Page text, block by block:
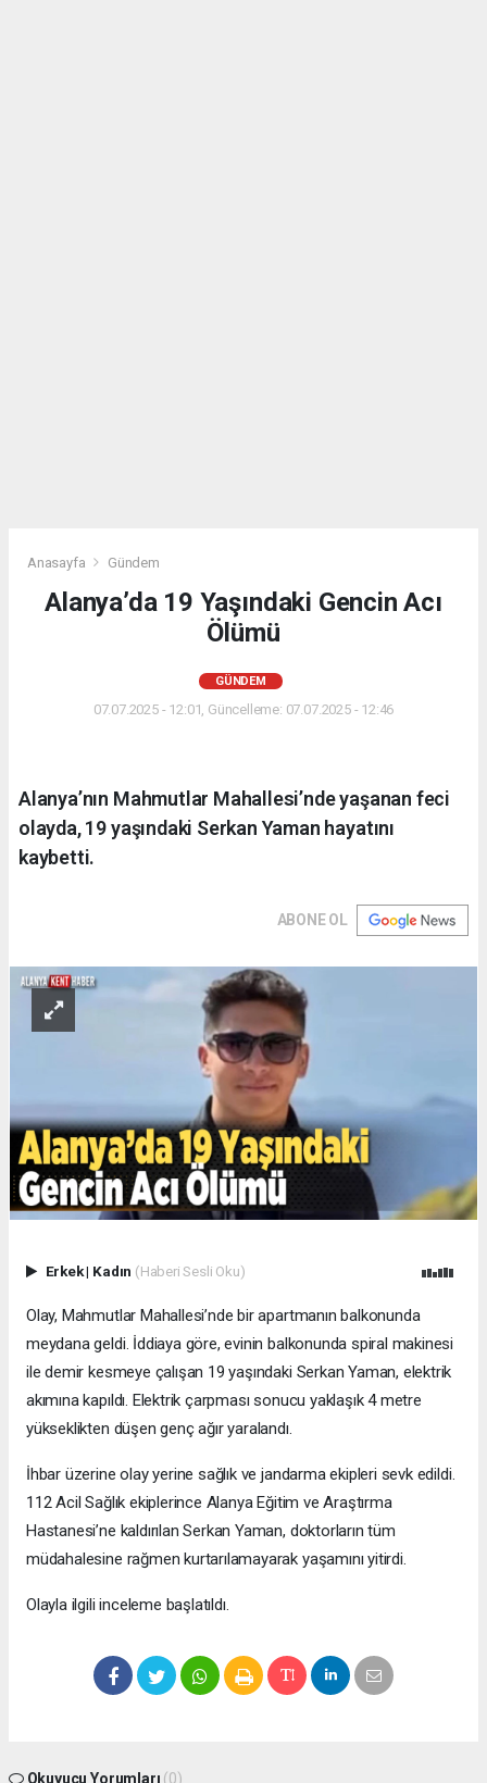
Anasayfa Gündem
Alanya’da 19 Yaşındaki Gencin Acı
Ölümü
GÜNDEM
07.07.2025 - 12:01, Güncelleme: 07.07.2025 - 12:46
Alanya’nın Mahmutlar Mahallesi’nde yaşanan feci
olayda, 19 yaşındaki Serkan Yaman hayatını
kaybetti.
ABONE OL
Erkek| Kadın (Haberi Sesli Oku)
Olay, Mahmutlar Mahallesi’nde bir apartmanın balkonunda
meydana geldi. İddiaya göre, evinin balkonunda spiral makinesi
ile demir kesmeye çalışan 19 yaşındaki Serkan Yaman, elektrik
akımına kapıldı. Elektrik çarpması sonucu yaklaşık 4 metre
yükseklikten düşen genç ağır yaralandı.
İhbar üzerine olay yerine sağlık ve jandarma ekipleri sevk edildi.
112 Acil Sağlık ekiplerince Alanya Eğitim ve Araştırma
Hastanesi’ne kaldırılan Serkan Yaman, doktorların tüm
müdahalesine rağmen kurtarılamayarak yaşamını yitirdi.
Olayla ilgili inceleme başlatıldı.
Okuyucu Yorumları (0)